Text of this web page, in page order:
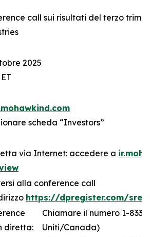
call sui risultati del terzo
2025
scheda “Investors”
via Internet: accedere a
alla conference call
https://dpregister.com/
diretta:
Chiamare il numero 1-833-
Uniti/Canada)